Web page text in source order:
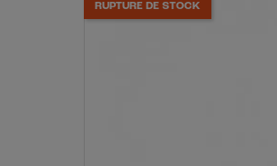
RUPTURE DE STOCK